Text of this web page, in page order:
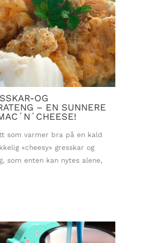
OG
– EN SUNNERE
som varmer bra på en kald
«cheesy» gresskar og
som enten kan nytes alene,